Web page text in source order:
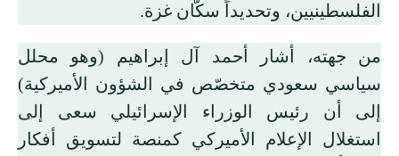
الفلسطينيين، وتحديداً سكّان غزة.
من جهته، أشار أحمد آل إبراهيم (وهو محلل
سياسي سعودي متخصّص في الشؤون الأميركية)
إلى أن رئيس الوزراء الإسرائيلي سعى إلى
استغلال الإعلام الأميركي كمنصة لتسويق أفكار